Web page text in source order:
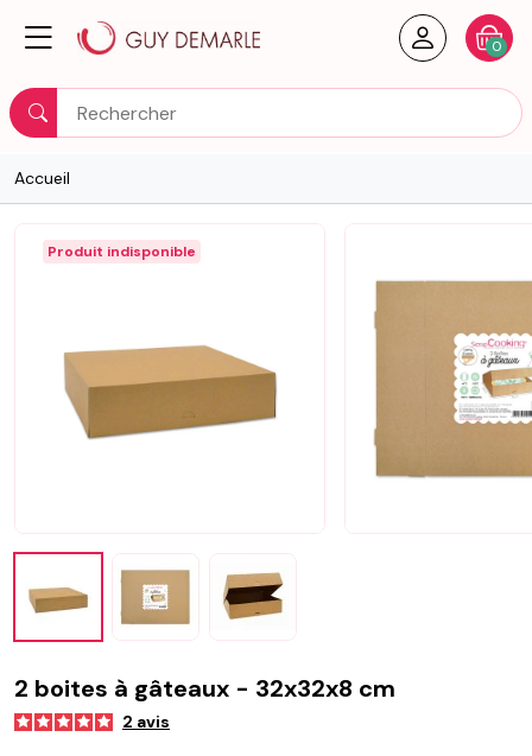
Rechercher
Créer
0
Accueil
Produit indisponible
2 boites à gâteaux - 32x32x8 cm
2 avis